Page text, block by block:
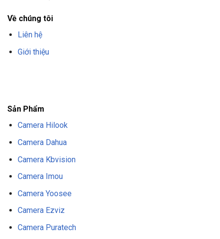
Về chúng tôi
Liên hệ
Giới thiệu
Sản Phẩm
Camera Hilook
Camera Dahua
Camera Kbvision
Camera Imou
Camera Yoosee
Camera Ezviz
Camera Puratech